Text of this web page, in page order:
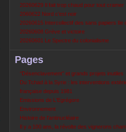
20260629 Il fait trop chaud pour tout cramer
2060622 Nord c’est noir
20260615 Intercollectif des sans papiers Ile
20260608 Grève et victoire
20260601 Le Spectre du colonialisme
Pages
‘‘Désenclavement’’ et grands projets inutiles
Du Tchad à la Syrie : les interventions
française depuis 1981
Emissions de L'Egrégore
Environnement
Histoire de l'antinucléaire
Il y a 100 ans, la révolte des vignerons